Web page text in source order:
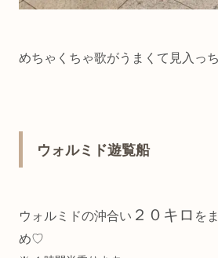
めちゃくちゃ歌がうまくて見入っ
ウォルミド遊覧船
ウォルミドの沖合い ２０キロ を
め♡